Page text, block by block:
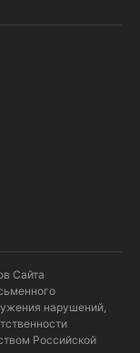
Сайта
нарушений,
Российской